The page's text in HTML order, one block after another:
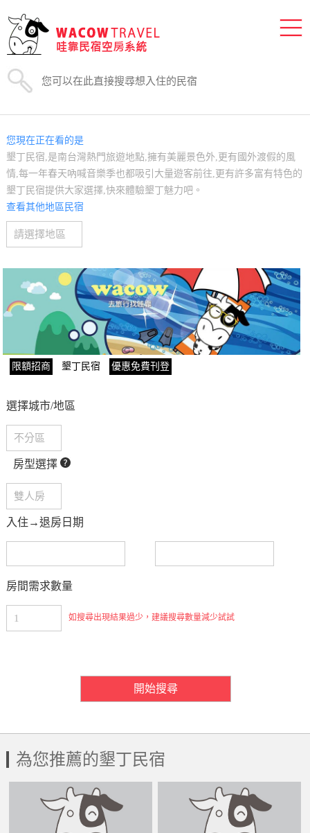
您現在正在看的是
墾丁民宿,是南台灣熱門旅遊地點,擁有美麗景色外,更有國外渡假的風
情,每一年春天吶喊音樂季也都吸引大量遊客前往,更有許多富有特色的
墾丁民宿提供大家選擇,快來體驗墾丁魅力吧。
查看其他地區民宿
限額招商 墾丁民宿 優惠免費刊登
選擇城市/地區
房型選擇
入住→退房日期
房間需求數量
如搜尋出現結果過少，建議搜尋數量減少試試
開始搜尋
為您推薦的墾丁民宿